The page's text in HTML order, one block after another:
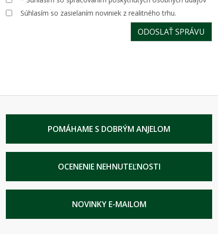
Súhlasím so zasielaním noviniek z realitného trhu.
POMÁHAME S DOBRÝM ANJELOM
OCENENIE NEHNUTEĽNOSTI
NOVINKY E-MAILOM